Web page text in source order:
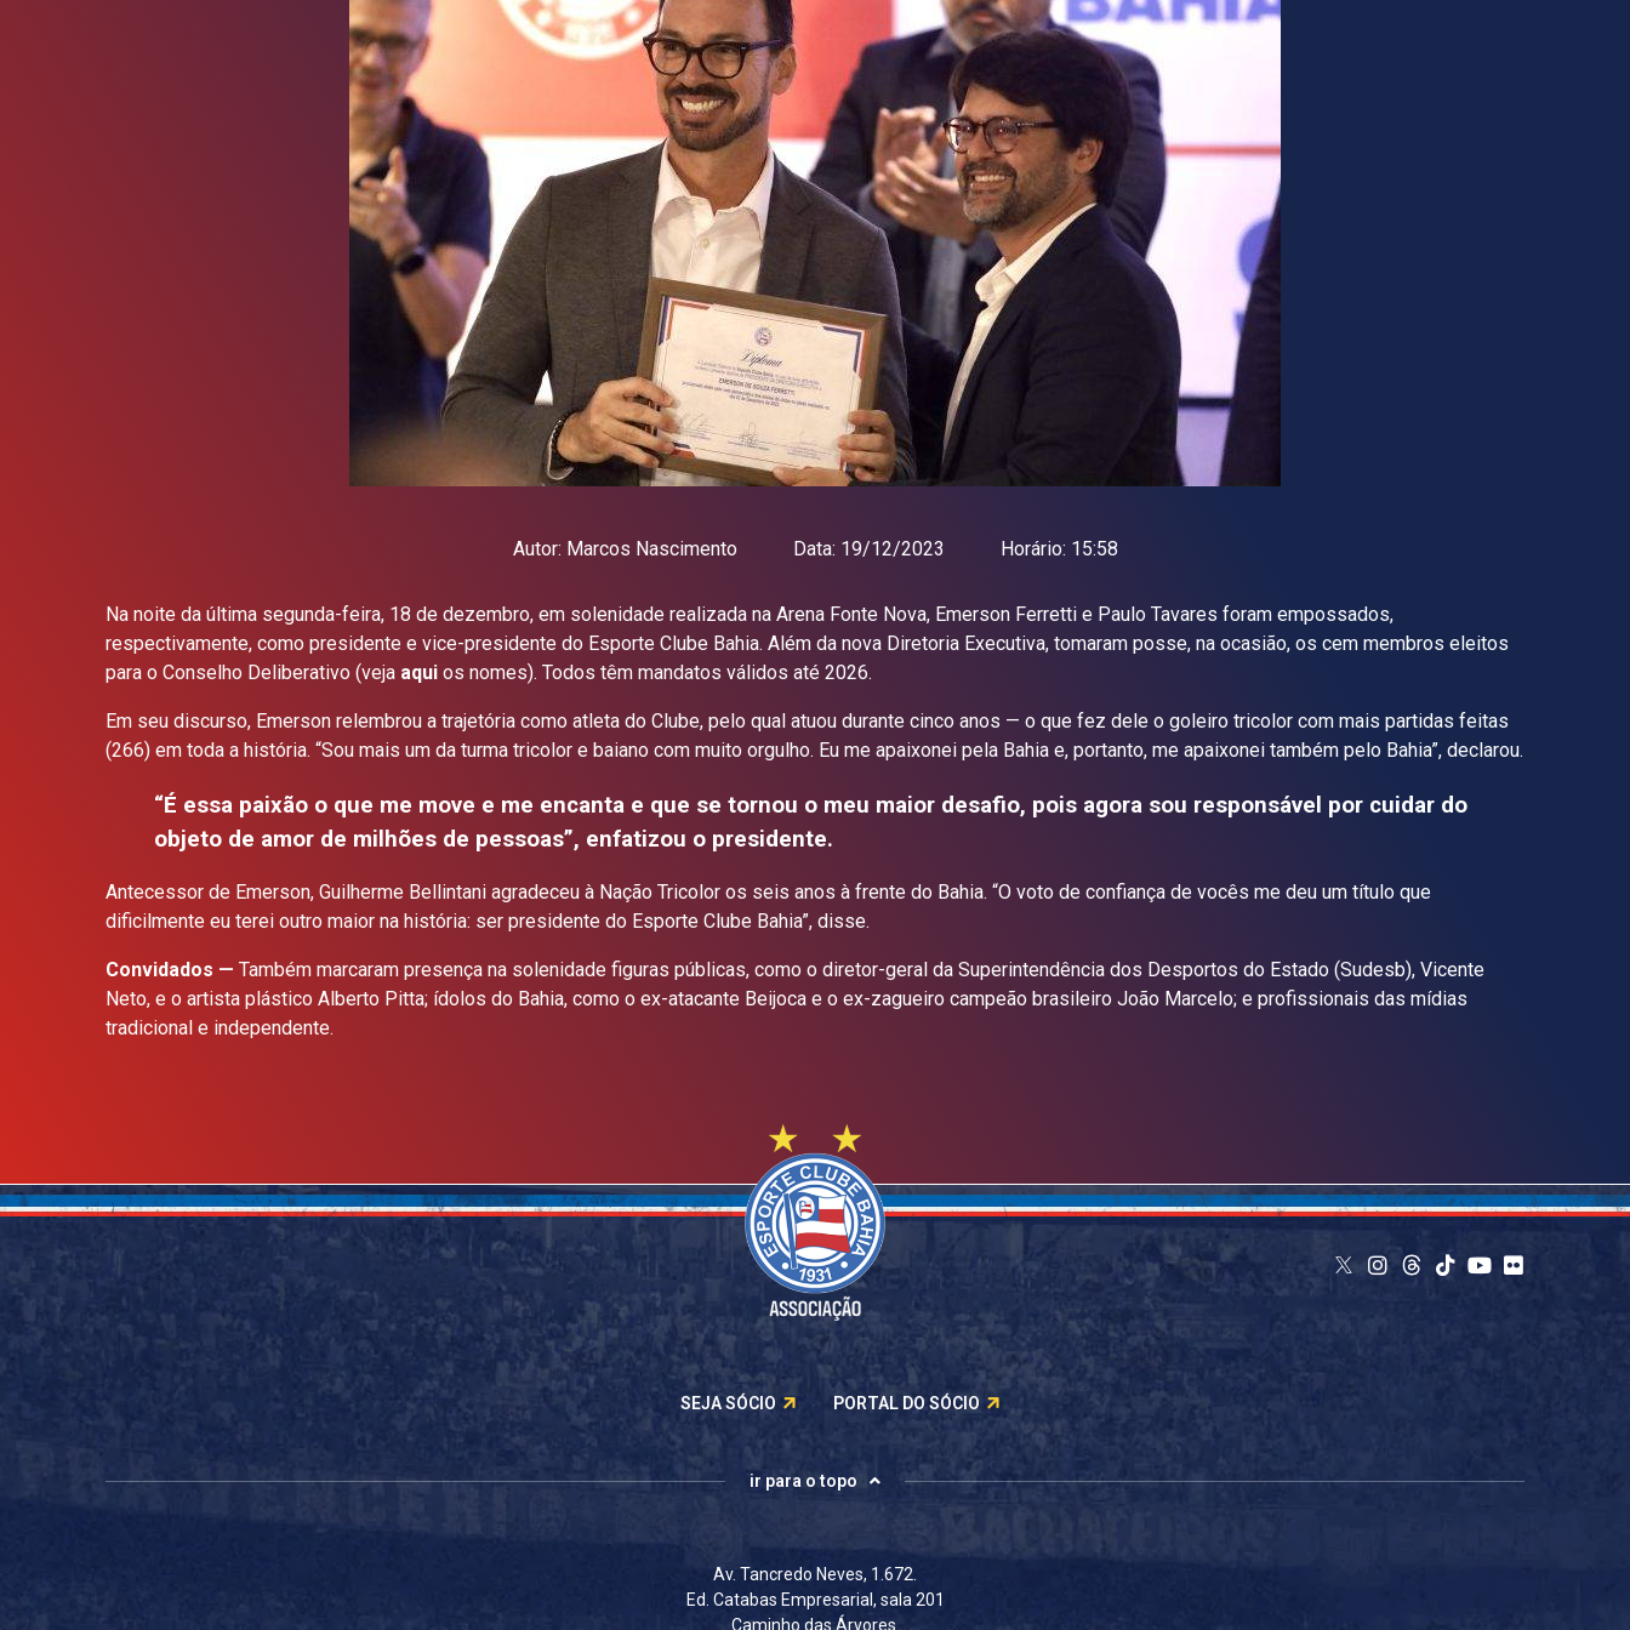
Autor: Marcos Nascimento Data: 19/12/2023 Horário: 15:58
Na noite da última segunda-feira, 18 de dezembro, em solenidade realizada na Arena Fonte Nova, Emerson Ferretti e Paulo Tavares foram empossados,
respectivamente, como presidente e vice-presidente do Esporte Clube Bahia. Além da nova Diretoria Executiva, tomaram posse, na ocasião, os cem membros eleitos
para o Conselho Deliberativo (veja aqui os nomes). Todos têm mandatos válidos até 2026.
Em seu discurso, Emerson relembrou a trajetória como atleta do Clube, pelo qual atuou durante cinco anos — o que fez dele o goleiro tricolor com mais partidas feitas
(266) em toda a história. “Sou mais um da turma tricolor e baiano com muito orgulho. Eu me apaixonei pela Bahia e, portanto, me apaixonei também pelo Bahia”, declarou.
“É essa paixão o que me move e me encanta e que se tornou o meu maior desafio, pois agora sou responsável por cuidar do
objeto de amor de milhões de pessoas”, enfatizou o presidente.
Antecessor de Emerson, Guilherme Bellintani agradeceu à Nação Tricolor os seis anos à frente do Bahia. “O voto de confiança de vocês me deu um título que
dificilmente eu terei outro maior na história: ser presidente do Esporte Clube Bahia”, disse.
Convidados — Também marcaram presença na solenidade figuras públicas, como o diretor-geral da Superintendência dos Desportos do Estado (Sudesb), Vicente
Neto, e o artista plástico Alberto Pitta; ídolos do Bahia, como o ex-atacante Beijoca e o ex-zagueiro campeão brasileiro João Marcelo; e profissionais das mídias
tradicional e independente.
SEJA SÓCIO PORTAL DO SÓCIO
ir para o topo
Av. Tancredo Neves, 1.672.
Ed. Catabas Empresarial, sala 201
Caminho das Árvores.